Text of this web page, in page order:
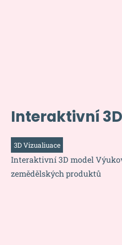
Interaktivní
3D Vizualiuace
Interaktivní 3D model
zemědělských produktů